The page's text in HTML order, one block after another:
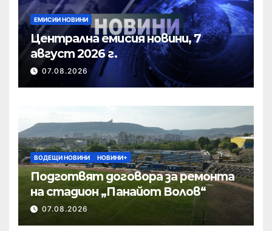
ЕМИСИИ НОВИНИ
Централна емисия новини, 7
август 2026 г.
07.08.2026
ВОДЕЩИ НОВИНИ НОВИНИ+
Подготвят договора за ремонта
на стадион „Панайот Волов“
07.08.2026